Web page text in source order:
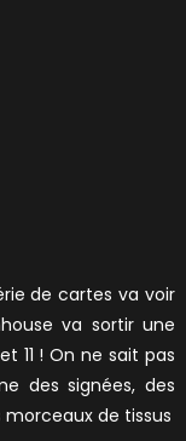
de cartes va voir
va sortir une
11 ! On ne sait pas
des signées, des
de tissus